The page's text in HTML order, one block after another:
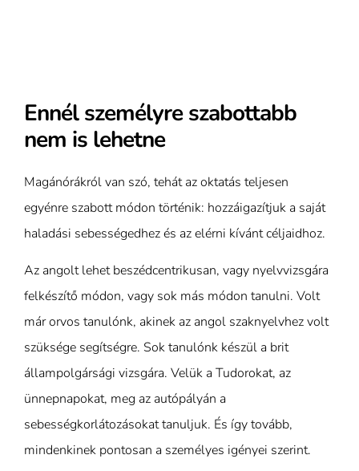
Ennél személyre szabottabb
nem is lehetne
Magánórákról van szó, tehát az oktatás teljesen
egyénre szabott módon történik: hozzáigazítjuk a saját
haladási sebességedhez és az elérni kívánt céljaidhoz.
Az angolt lehet beszédcentrikusan, vagy nyelvvizsgára
felkészítő módon, vagy sok más módon tanulni. Volt
már orvos tanulónk, akinek az angol szaknyelvhez volt
szüksége segítségre. Sok tanulónk készül a brit
állampolgársági vizsgára. Velük a Tudorokat, az
ünnepnapokat, meg az autópályán a
sebességkorlátozásokat tanuljuk. És így tovább,
mindenkinek pontosan a személyes igényei szerint.